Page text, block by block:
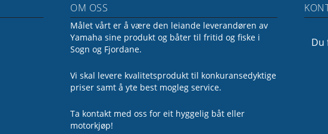
OM OSS
Målet vårt er å være den leiande leverandøren av
Yamaha sine produkt og båter til fritid og fiske i
Sogn og Fjordane.
Vi skal levere kvalitetsprodukt til konkuransedyktige
priser samt å yte best mogleg service.
Ta kontakt med oss for eit hyggelig båt eller
motorkjøp!
Du